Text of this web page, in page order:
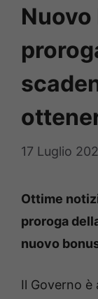
17 Luglio
Ottime
proroga
nuovo
Il Governo è